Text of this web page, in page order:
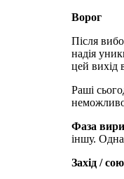
Ворог
Після
надія
цей вихід
Раші
Фаза
іншу. Одна
Захід /